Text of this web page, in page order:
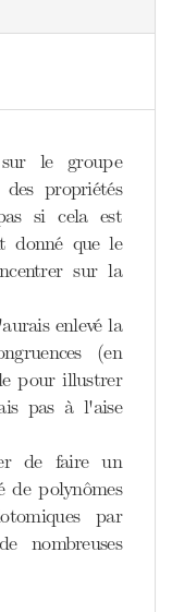
le groupe
propriétés
si cela est
donné que le
sur la
enlevé la
(en
pour illustrer
pas à l'aise
de faire un
de polynômes
par
nombreuses